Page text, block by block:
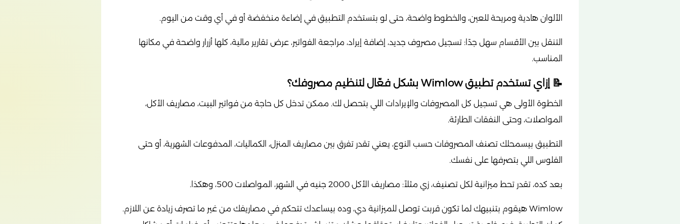
الألوان هادية ومريحة للعين، والخطوط واضحة، حتى لو بتستخدم التطبيق في إضاءة منخفضة أو في أي وقت من اليوم.
التنقل بين الأقسام سهل جدًا: تسجيل مصروف جديد، إضافة إيراد، مراجعة الفواتير، عرض تقارير مالية، كلها أزرار واضحة في مكانها
المناسب.
📝 إزاي تستخدم تطبيق Wimlow بشكل فعّال لتنظيم مصروفك؟
الخطوة الأولى هي تسجيل كل المصروفات والإيرادات اللي بتحصل لك. ممكن تدخل كل حاجة من فواتير البيت، مصاريف الأكل،
المواصلات، وحتى النفقات الطارئة.
التطبيق بيسمحلك تصنف المصروفات حسب النوع، يعني تقدر تفرق بين مصاريف المنزل، الكماليات، المدفوعات الشهرية، أو حتى
الفلوس اللي بتصرفها على نفسك.
بعد كده، تقدر تحط ميزانية لكل تصنيف، زي مثلاً: مصاريف الأكل 2000 جنيه في الشهر، المواصلات 500، وهكذا.
Wimlow هيقوم بتنبيهك لما تكون قربت توصل للميزانية دي، وده بيساعدك تتحكم في مصاريفك من غير ما تصرف زيادة عن اللازم.